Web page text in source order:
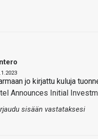
jo kirjattu kuluja
Announces Initial
sisään vastataksesi